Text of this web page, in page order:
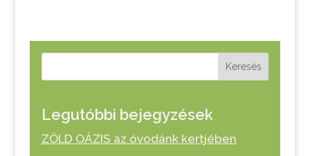
Keresés
Legutóbbi bejegyzések
ZÖLD OÁZIS az óvodánk kertjében